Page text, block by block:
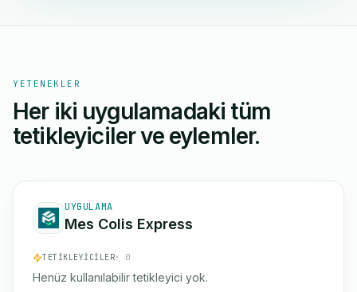
YETENEKLER
Her iki uygulamadaki tüm
tetikleyiciler ve eylemler.
UYGULAMA
Mes Colis Express
TETIKLEYICILER· 0
Henüz kullanılabilir tetikleyici yok.